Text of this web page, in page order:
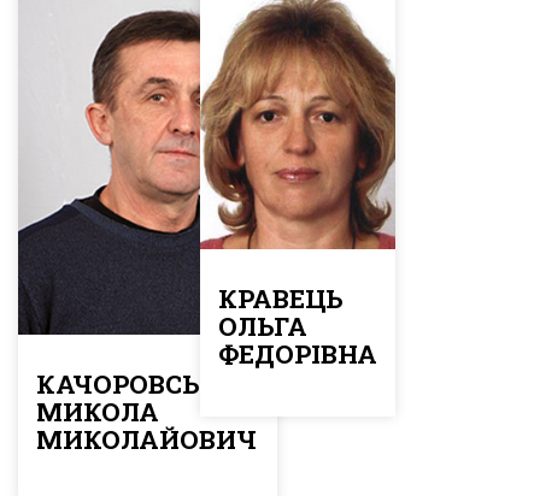
КАЧОРОВСЬКИЙ
МИКОЛА
МИКОЛАЙОВИЧ
КРАВЕЦЬ
ОЛЬГА
ФЕДОРІВНА